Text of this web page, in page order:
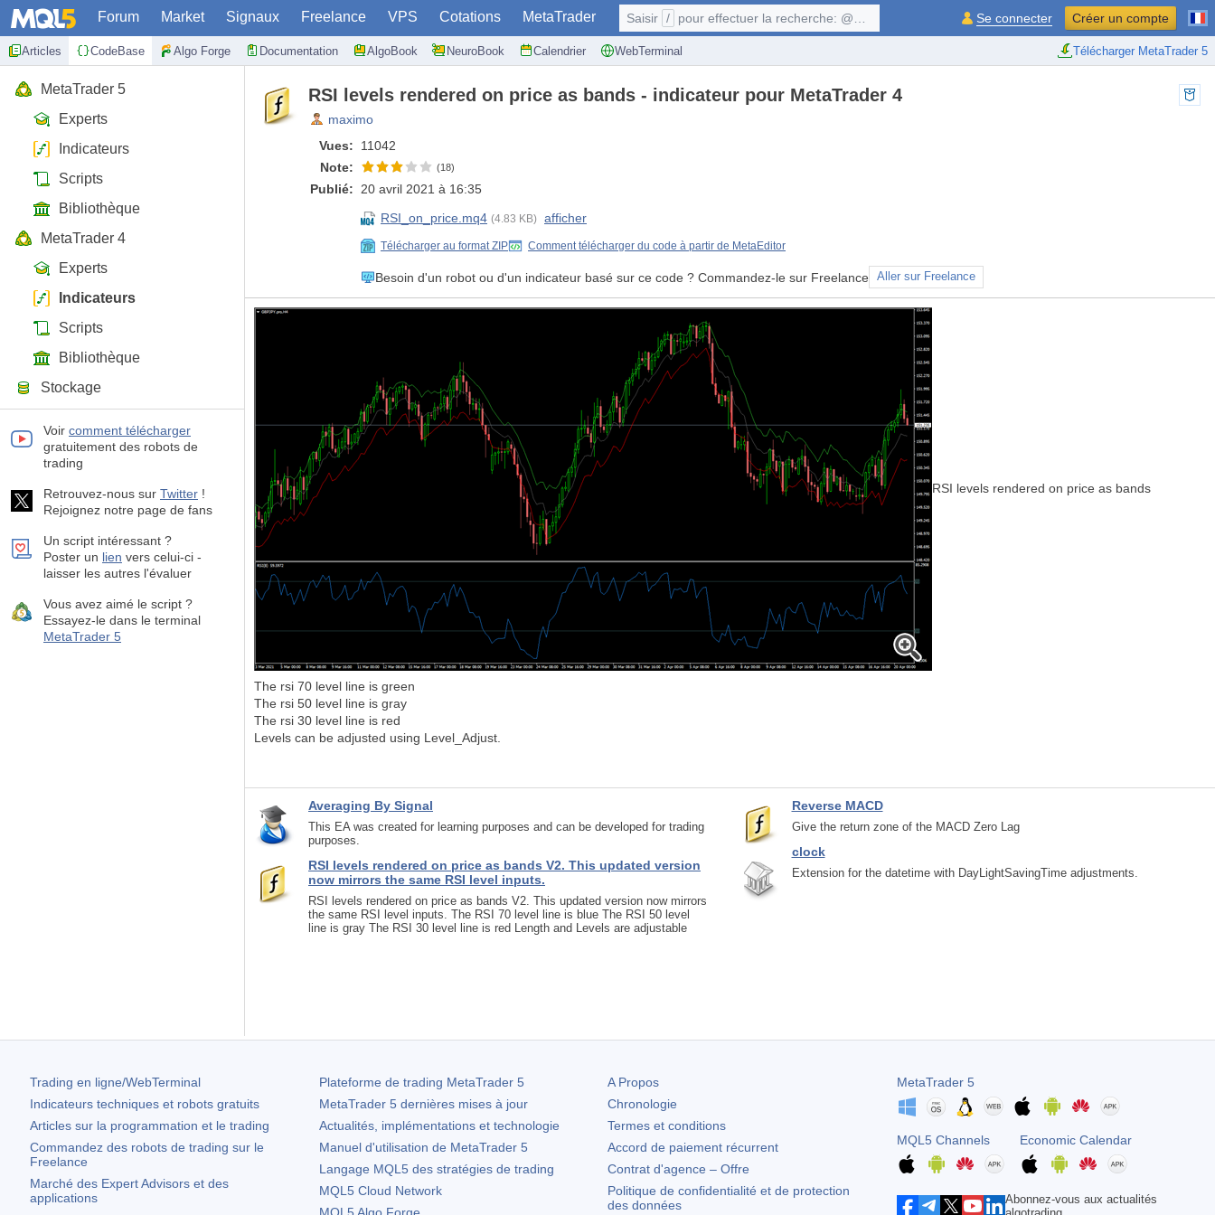
Forum Market Signaux Freelance VPS Cotations MetaTrader
Articles CodeBase Algo Forge Documentation AlgoBook NeuroBook Calendrier WebTerminal Télécharger MetaTrader 5
Saisir / pour effectuer la recherche: @user, $symbol, ... Se connecter Créer un compte
MetaTrader 5
Experts
Indicateurs
Scripts
Bibliothèque
MetaTrader 4
Experts
Indicateurs
Scripts
Bibliothèque
Stockage
Voir comment télécharger
gratuitement des robots de
trading
Retrouvez-nous sur Twitter !
Rejoignez notre page de fans
Un script intéressant ?
Poster un lien vers celui-ci -
laisser les autres l'évaluer
Vous avez aimé le script ?
Essayez-le dans le terminal
MetaTrader 5
RSI levels rendered on price as bands - indicateur pour MetaTrader 4
maximo
Vues:
11042
Note:
(18)
Publié:
20 avril 2021 à 16:35
RSI_on_price.mq4 (4.83 KB) afficher
Télécharger au format ZIP Comment télécharger du code à partir de MetaEditor
Besoin d'un robot ou d'un indicateur basé sur ce code ? Commandez-le sur Freelance Aller sur Freelance
RSI levels rendered on price as bands
The rsi 70 level line is green
The rsi 50 level line is gray
The rsi 30 level line is red
Levels can be adjusted using Level_Adjust.
Reverse MACD
Give the return zone of the MACD Zero Lag
clock
Extension for the datetime with DayLightSavingTime adjustments.
Averaging By Signal
This EA was created for learning purposes and can be developed for trading
purposes.
RSI levels rendered on price as bands V2. This updated version
now mirrors the same RSI level inputs.
RSI levels rendered on price as bands V2. This updated version now mirrors
the same RSI level inputs. The RSI 70 level line is blue The RSI 50 level
line is gray The RSI 30 level line is red Length and Levels are adjustable
Trading en ligne/WebTerminal
Indicateurs techniques et robots gratuits
Articles sur la programmation et le trading
Commandez des robots de trading sur le
Freelance
Marché des Expert Advisors et des
applications
Plateforme de trading MetaTrader 5
MetaTrader 5dernières mises à jour
Actualités, implémentations et technologie
Manuel d'utilisation de MetaTrader 5
Langage MQL5 des stratégies de trading
MQL5 Cloud Network
A Propos
Chronologie
Termes et conditions
Accord de paiement récurrent
Contrat d'agence – Offre
Politique de confidentialité et de protection
des données
MetaTrader 5
MQL5 Channels Economic Calendar
Abonnez-vous aux actualités